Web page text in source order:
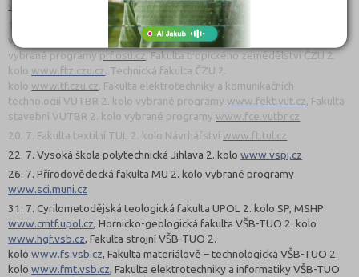
www.prf.upol.cz
15. 7. Filozoficko-přírodovědecká fakulta v Opavě SLU 2. kolo
vybrané programy
www.fpf.slu.cz, Přírodovědecká fakulta OU 2. kolo
vybrané programyprf.osu.cz,Fakulta tropického zemědělství ČZU 2.
kolo www.ftz.czu.cz, Technická fakulta ČZU 2.
kolo www.tf.czu.cz, Fakulta elektrotechniky a komunikačních
technologií VUTBR 2. kolo vybrané programy www.fekt.vut.cz, Fakulta
stavební VUTBR 2. kolo vybrané programy www.fce.vutbr.cz
20. 7. Fakulta textilní TUL 2. kolo Návrhářství www.ft.tul.cz
22. 7.Vysoká škola polytechnická Jihlava 2. kolowww.vspj.cz
26. 7. Přírodovědecká fakulta MU 2. kolo vybrané programy
www.sci.muni.cz
31. 7.Cyrilometodějská teologická fakulta UPOL 2. kolo SP, MSHP
www.cmtf.upol.cz, Hornicko-geologická fakulta VŠB-TUO 2. kolo
www.hgf.vsb.cz, Fakulta strojní VŠB-TUO 2.
kolowww.fs.vsb.cz, Fakulta materiálově – technologická VŠB-TUO 2.
kolowww.fmt.vsb.cz, Fakulta elektrotechniky a informatiky VŠB-TUO